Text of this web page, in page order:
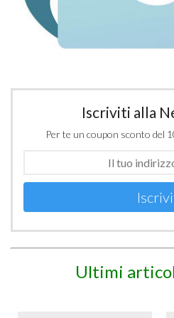
Iscriviti alla
Per te un coupon sconto del
Ultimi